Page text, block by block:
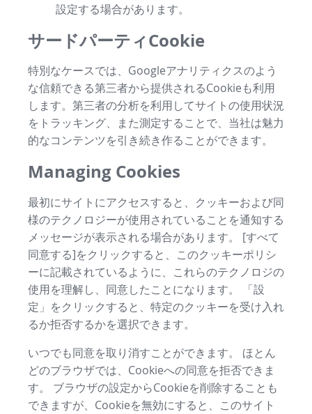
設定する場合があります。
サードパーティCookie
特別なケースでは、Googleアナリティクスのよう
な信頼できる第三者から提供されるCookieも利用
します。第三者の分析を利用してサイトの使用状況
をトラッキング、また測定することで、当社は魅力
的なコンテンツを引き続き作ることができます。
Managing Cookies
最初にサイトにアクセスすると、クッキーおよび同
様のテクノロジーが使用されていることを通知する
メッセージが表示される場合があります。 [すべて
同意する]をクリックすると、このクッキーポリシ
ーに記載されているように、これらのテクノロジの
使用を理解し、同意したことになります。 「設
定」をクリックすると、特定のクッキーを受け入れ
るか拒否するかを選択できます。
いつでも同意を取り消すことができます。 ほとん
どのブラウザでは、Cookieへの同意を拒否できま
す。 ブラウザの設定からCookieを削除することも
できますが、Cookieを無効にすると、このサイト